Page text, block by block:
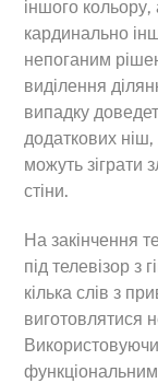
іншого кольору,
кардинально
непоганим
виділення
випадку
додаткових
можуть зіграти
стіни.
На закінчення
під телевізор з
кілька слів з
виготовлятися